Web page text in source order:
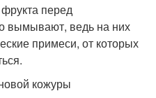
перед
вымывают, ведь на них
примеси, от которых
кожуры